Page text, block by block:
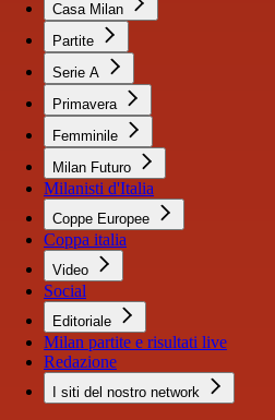
Casa Milan
Partite
Serie A
Primavera
Femminile
Milan Futuro
Milanisti d'Italia
Coppe Europee
Coppa italia
Video
Social
Editoriale
Milan partite e risultati live
Redazione
I siti del nostro network